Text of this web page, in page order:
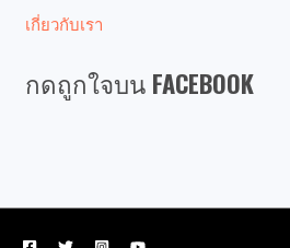
เกี่ยวกับเรา
กดถูกใจบน FACEBOOK